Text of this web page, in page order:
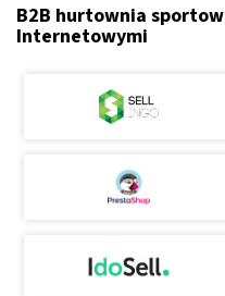
B2B hurtownia
Internetowymi